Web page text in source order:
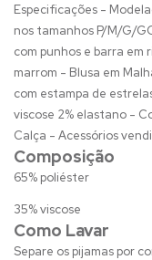
Especificações -
nos tamanhos P/M/G/
com punhos e barra em
marrom - Blusa em
com estampa de
viscose 2% elastano -
Calça - Acessórios
Composição
65% poliéster
35% viscose
Como Lavar
Separe os pijamas por